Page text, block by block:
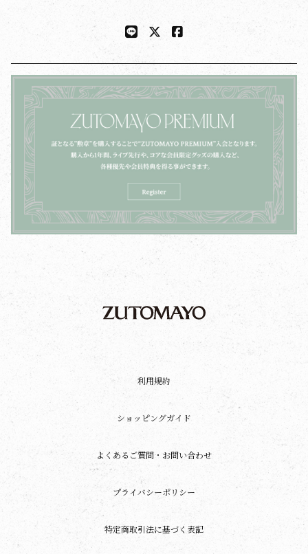
利用規約
ショッピングガイド
よくあるご質問・お問い合わせ
プライバシーポリシー
特定商取引法に基づく表記